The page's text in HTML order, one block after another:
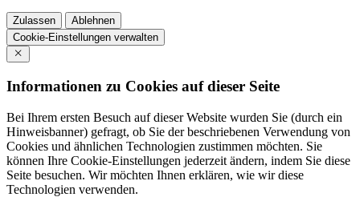
Zulassen
Ablehnen
Cookie-Einstellungen verwalten
Informationen zu Cookies auf dieser Seite
Bei Ihrem ersten Besuch auf dieser Website wurden Sie (durch ein
Hinweisbanner) gefragt, ob Sie der beschriebenen Verwendung von
Cookies und ähnlichen Technologien zustimmen möchten. Sie
können Ihre Cookie-Einstellungen jederzeit ändern, indem Sie diese
Seite besuchen. Wir möchten Ihnen erklären, wie wir diese
Technologien verwenden.